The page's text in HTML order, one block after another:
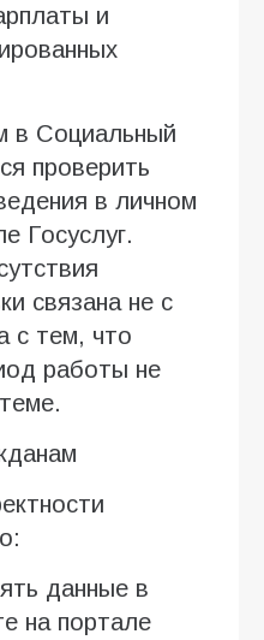
и
в Социальный
проверить
в личном
Госуслуг.
связана не с
с тем, что
работы не
данные в
на портале